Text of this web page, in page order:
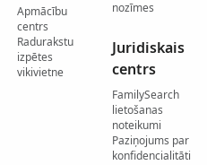
Apmācību
centrs
Radurakstu
izpētes
vikivietne
nozīmes
Juridiskais
centrs
FamilySearch
lietošanas
noteikumi
Paziņojums par
konfidencialitāti